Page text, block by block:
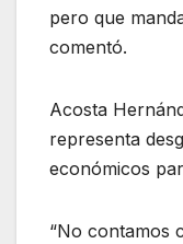
pero que
comentó.
Acosta
representa
económicos
“No contamos